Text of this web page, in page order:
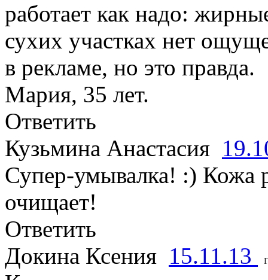
работает как надо:
сухих участках нет
в рекламе, но это правда.
Мария, 35 лет.
Ответить
Кузьмина Анастасия
Супер-умывалка! :) Кожа
очищает!
Ответить
Докина Ксения 15.11.13